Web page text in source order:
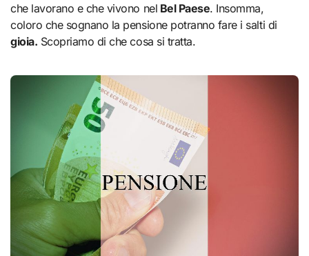
che lavorano e che vivono nel Bel Paese. Insomma,
coloro che sognano la pensione potranno fare i salti di
gioia. Scopriamo di che cosa si tratta.